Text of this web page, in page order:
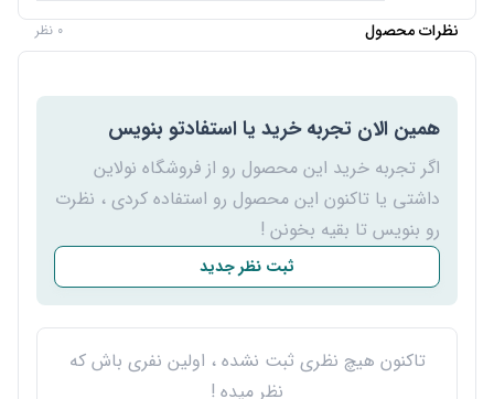
نظرات محصول 0 نظر
همین الان تجربه خرید یا استفادتو بنویس
اگر تجربه خرید این محصول رو از فروشگاه نولاین
داشتی یا تاکنون این محصول رو استفاده کردی ، نظرت
رو بنویس تا بقیه بخونن !
ثبت نظر جدید
تاکنون هیچ نظری ثبت نشده ، اولین نفری باش که
نظر میده !